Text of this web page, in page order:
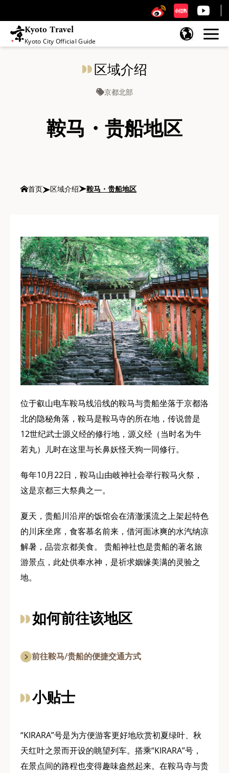
Kyoto Travel
Kyoto City Official Guide
区域介绍
京都北部
鞍马・贵船地区
首页 区域介绍 鞍马・贵船地区
位于叡山电车鞍马线沿线的鞍马与贵船坐落于京都洛
北的隐秘角落，鞍马是鞍马寺的所在地，传说曾是
12世纪武士源义经的修行地，源义经（当时名为牛
若丸）儿时在这里与长鼻妖怪天狗一同修行。
每年10月22日，鞍马山由岐神社会举行鞍马火祭，
这是京都三大祭典之一。
夏天，贵船川沿岸的饭馆会在清澈溪流之上架起特色
的川床坐席，食客慕名前来，借河面冰爽的水汽纳凉
解暑，品尝京都美食。 贵船神社也是贵船的著名旅
游景点，此处供奉水神，是祈求姻缘美满的灵验之
地。
如何前往该地区
前往鞍马/贵船的便捷交通方式
小贴士
“KIRARA”号是为方便游客更好地欣赏初夏绿叶、秋
天红叶之景而开设的眺望列车。搭乘“KIRARA”号，
在景点间的路程也变得趣味盎然起来。在鞍马寺与贵